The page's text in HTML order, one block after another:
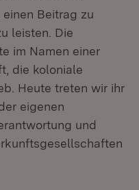
Beitrag zu
leisten. Die
im Namen einer
die koloniale
Heute treten wir ihr
eigenen
und